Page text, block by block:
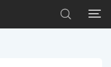

